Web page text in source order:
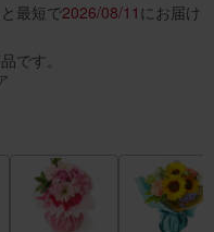
最短で2026/08/11 にお届け
です。